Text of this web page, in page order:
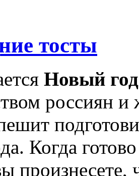
тосты
Новый
россиян и
Когда